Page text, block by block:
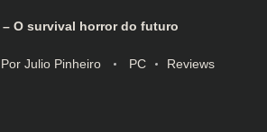
– O survival horror do futuro
Por Julio Pinheiro PC Reviews